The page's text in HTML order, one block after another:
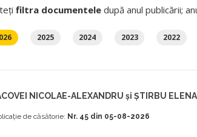
filtra documenteledupă anul publicării;
2025 2024 2023 2022
NICOLAE-ALEXANDRU și ȘTIRBU ELENA
de căsătorie: Nr. 45 din 05-08-2026